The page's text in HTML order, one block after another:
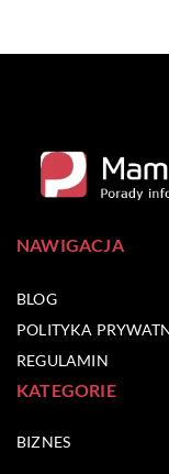
NAWIGACJA
BLOG
POLITYKA
REGULAMIN
KATEGORIE
BIZNES